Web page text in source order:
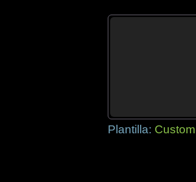
Plantilla: Custom